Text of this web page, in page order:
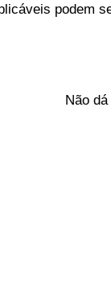
podem
Não